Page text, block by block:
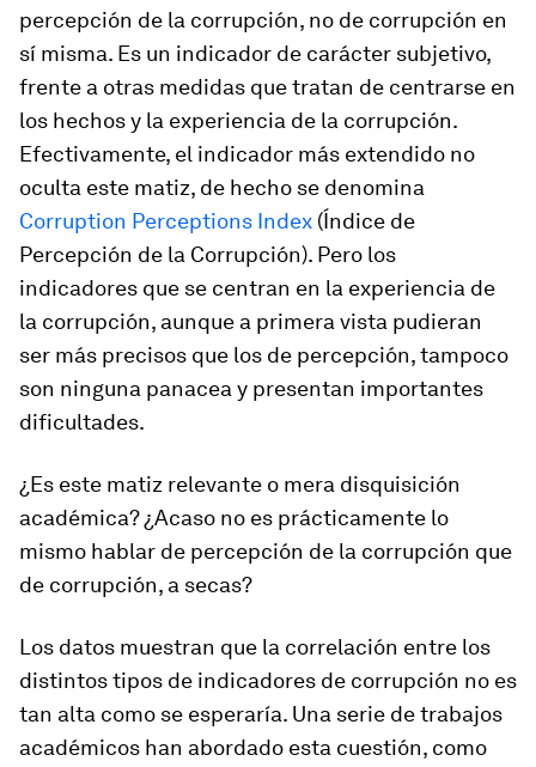
percepción de la corrupción, no de corrupción en
sí misma. Es un indicador de carácter subjetivo,
frente a otras medidas que tratan de centrarse en
los hechos y la experiencia de la corrupción.
Efectivamente, el indicador más extendido no
oculta este matiz, de hecho se denomina
Corruption Perceptions Index (Índice de
Percepción de la Corrupción). Pero los
indicadores que se centran en la experiencia de
la corrupción, aunque a primera vista pudieran
ser más precisos que los de percepción, tampoco
son ninguna panacea y presentan importantes
dificultades.
¿Es este matiz relevante o mera disquisición
académica?¿Acaso no es prácticamente lo
mismo hablar de percepción de la corrupción que
de corrupción, a secas?
Los datos muestran que la correlación entre los
distintos tipos de indicadores de corrupción no es
tan alta como se esperaría. Una serie de trabajos
académicos han abordado esta cuestión, como